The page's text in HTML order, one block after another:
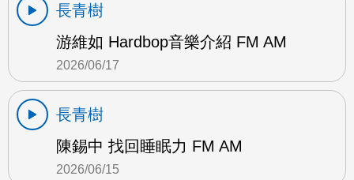
長青樹
游維如 Hardbop音樂介紹 FM AM
2026/06/17
長青樹
陳錫中 找回睡眠力 FM AM
2026/06/15